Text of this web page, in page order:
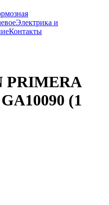
Электрика и
Контакты
(1